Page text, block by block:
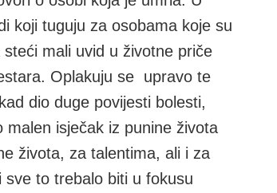
koji tuguju za osobama koje su
mali uvid u životne priče
Oplakuju se upravo te
dio duge povijesti bolesti,
isječak iz punine života
života, za talentima, ali i za
to trebalo biti u fokusu